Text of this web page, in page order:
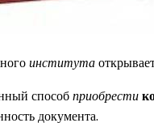
института
способприобрести
документа.